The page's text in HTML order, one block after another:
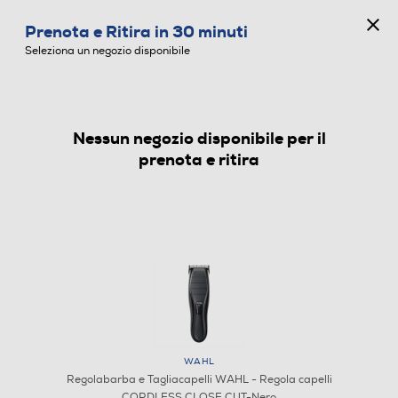
REGOLABARBA E TAGLIACAPELLI
Prenota e Ritira in 30 minuti
Seleziona un negozio disponibile
Nessun negozio disponibile per il
prenota e ritira
WAHL
Regolabarba e Tagliacapelli WAHL - Regola capelli